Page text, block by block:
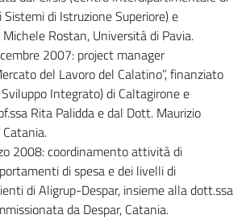
di Istruzione Superiore) e
Rostan, Università di Pavia.
2007: project manager
del Lavoro del Calatino”, finanziato
Sviluppo Integrato) di Caltagirone e
Rita Palidda e dal Dott. Maurizio
2008: coordinamento attività di
di spesa e dei livelli di
di Aligrup-Despar, insieme alla dott.ssa
da Despar, Catania.